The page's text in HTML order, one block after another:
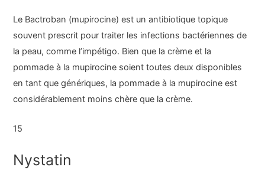
Le Bactroban (mupirocine) est un antibiotique topique
souvent prescrit pour traiter les infections bactériennes de
la peau, comme l’impétigo. Bien que la crème et la
pommade à la mupirocine soient toutes deux disponibles
en tant que génériques, la pommade à la mupirocine est
considérablement moins chère que la crème.
15
Nystatin